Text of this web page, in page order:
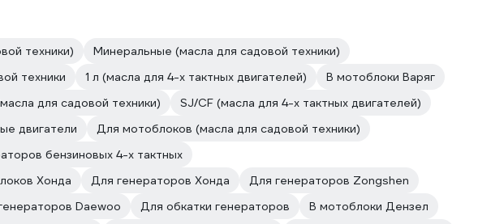
техники)
Минеральные (масла для садовой техники)
техники 1 л (масла для 4-х тактных двигателей)
В мотоблоки Варяг
для садовой техники)
SJ/CF (масла для 4-х тактных двигателей)
двигатели
Для мотоблоков (масла для садовой техники)
бензиновых 4-х тактных
Хонда Для генераторов Хонда
Для генераторов Zongshen
Daewoo Для обкатки генераторов
В мотоблоки Дензел